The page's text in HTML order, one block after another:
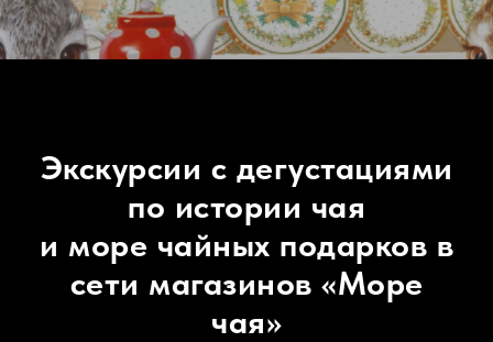
Экскурсии с дегустациями
по истории чая
и море чайных подарков в
сети магазинов «Море
чая»